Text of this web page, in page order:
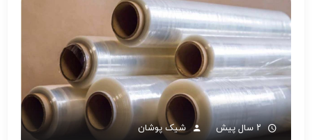
۲ سال پیش شیک پوشان